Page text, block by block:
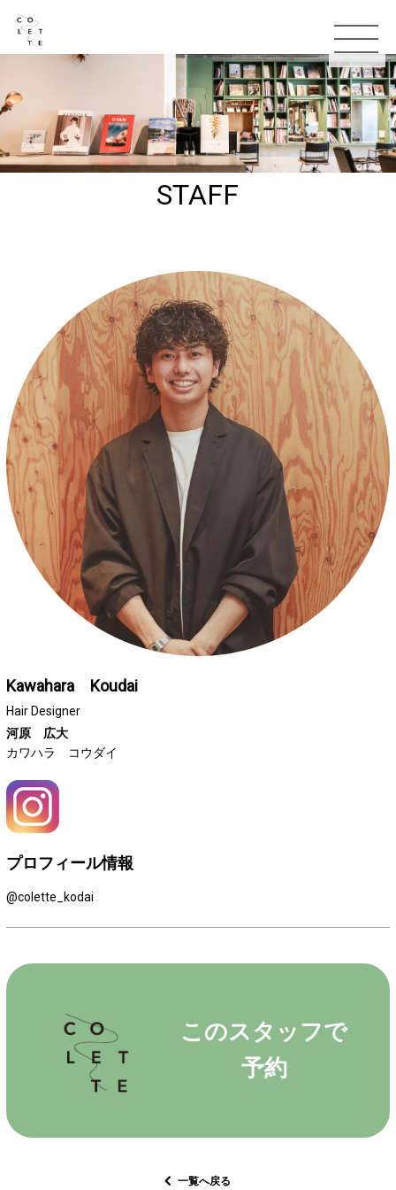
コンセプト
スタッフ
メニュー
ヘアギャラリー
プロダクト
アクセス
採用情報
ブログ
クーポン
フレンドシップ
STAFF
Kawahara Koudai
Hair Designer
河原 広大
カワハラ コウダイ
プロフィール情報
@colette_kodai
このスタッフで
予約
一覧へ戻る